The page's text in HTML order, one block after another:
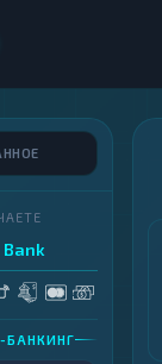
Bank
БАНКИНГ